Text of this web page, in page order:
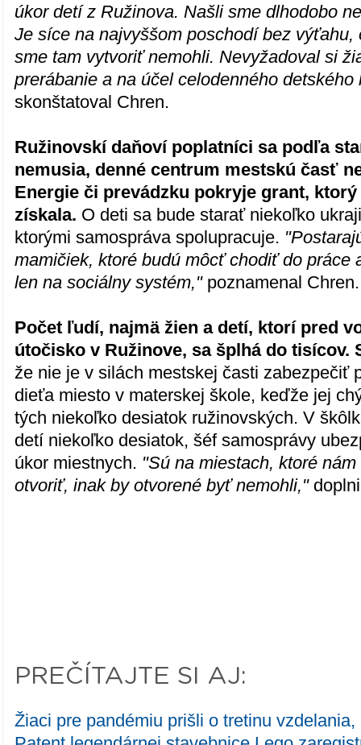
úkor detí z Ružinova. Našli sme dlhodobo
Je síce na najvyššom poschodí bez výťahu,
sme tam vytvoriť nemohli. Nevyžadoval si
prerábanie a na účel celodenného
skonštatoval Chren.
Ružinovskí daňoví poplatníci sa podľa
nemusia, denné centrum mestskú časť
Energie či prevádzku pokryje grant,
získala. O deti sa bude starať niekoľko
ktorými samospráva spolupracuje.
mamičiek, ktoré budú môcť chodiť do práce
len na sociálny systém,"poznamenal Chren.
Počet ľudí, najmä žien a detí, ktorí pred
útočisko v Ružinove, sa šplhá do tisícov.
že nie je v silách mestskej časti zabezpečiť
dieťa miesto v materskej škole, keďže jej
tých niekoľko desiatok ružinovských. V
detí niekoľko desiatok, šéf samosprávy
úkor miestnych. "Sú na miestach, ktoré
otvoriť, inak by otvorené byť nemohli,"
PREČÍTAJTE SI AJ:
Žiaci pre pandémiu prišli o tretinu